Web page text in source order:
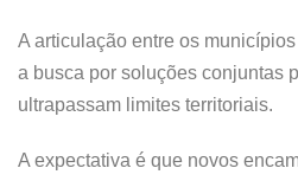
A articulação entre os
a busca por soluções conjuntas
ultrapassam limites territoriais.
A expectativa é que novos